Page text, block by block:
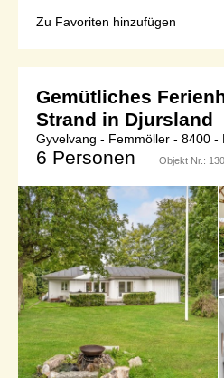
Zu Favoriten hinzufügen
Gemütliches
Strand in Djursland
Gyvelvang - Femmöller - 8400 -
6 Personen Objekt Nr.: